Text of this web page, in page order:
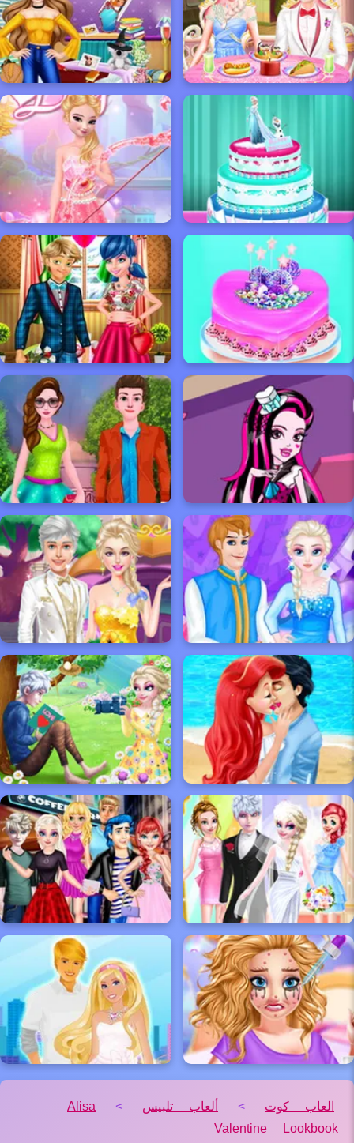
العاب كوت > ألعاب تلبيس >
Alisa
Valentine Lookbook